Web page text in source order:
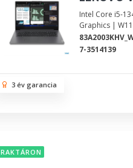
Intel Core i5-
Graphics |
7-3514139
3 év garancia
RAKTÁRON